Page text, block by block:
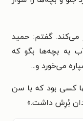
می‌کند. گفتم: حمید
به بچه‌ها بگو که
می‌خورد و...
کسی بود که با سن
بُرِش داشت.»